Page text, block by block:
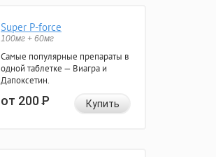
Super P-force
100мг + 60мг
Самые популярные препараты в
одной таблетке — Виагра и
Дапоксетин.
от 200Р Купить